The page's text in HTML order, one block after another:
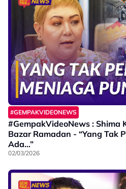
#GEMPAKVIDEONEWS
#GempakVideoNews : Shima
Bazar Ramadan - “Yang Tak
Ada…”
02/03/2026